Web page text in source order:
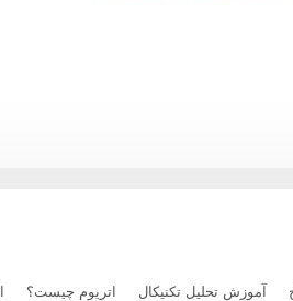
آموزش تحلیل تکنیکال اتریوم چیست؟